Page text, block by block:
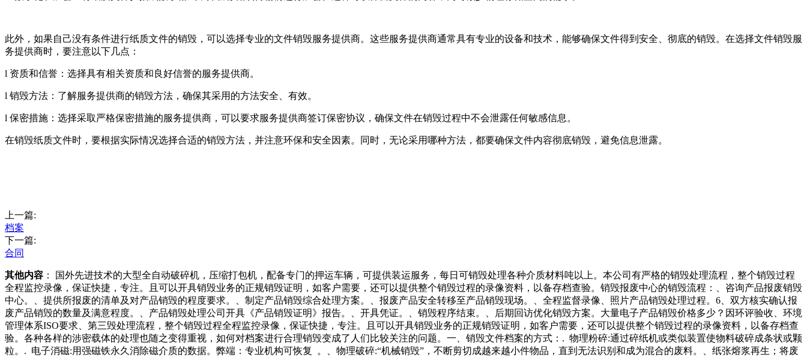
此外，如果自己没有条件进行纸质文件的销毁，可以选择专业的文件销毁服务提供商。这些服务提供商通常具有专业的设备和技术，能够确保文件得到安全、彻底的销毁。在选择文件销毁服
务提供商时，要注意以下几点：
l 资质和信誉：选择具有相关资质和良好信誉的服务提供商。
l 销毁方法：了解服务提供商的销毁方法，确保其采用的方法安全、有效。
l 保密措施：选择采取严格保密措施的服务提供商，可以要求服务提供商签订保密协议，确保文件在销毁过程中不会泄露任何敏感信息。
在销毁纸质文件时，要根据实际情况选择合适的销毁方法，并注意环保和安全因素。同时，无论采用哪种方法，都要确保文件内容彻底销毁，避免信息泄露。
上一篇:
档案
下一篇:
合同
其他内容 ： 国外先进技术的大型全自动破碎机，压缩打包机，配备专门的押运车辆，可提供装运服务，每日可销毁处理各种介质材料吨以上。本公司有严格的销毁处理流程，整个销毁过程
全程监控录像，保证快捷，专注。且可以开具销毁业务的正规销毁证明，如客户需要，还可以提供整个销毁过程的录像资料，以备存档查验。销毁报废中心的销毁流程：、咨询产品报废销毁
中心。、提供所报废的清单及对产品销毁的程度要求。、制定产品销毁综合处理方案。、报废产品安全转移至产品销毁现场。、全程监督录像、照片产品销毁处理过程。6、双方核实确认报
废产品销毁的数量及满意程度。、产品销毁处理公司开具《产品销毁证明》报告。、开具凭证。、销毁程序结束。、后期回访优化销毁方案。大量电子产品销毁价格多少？因环评验收、环境
管理体系ISO要求、第三毁处理流程，整个销毁过程全程监控录像，保证快捷，专注。且可以开具销毁业务的正规销毁证明，如客户需要，还可以提供整个销毁过程的录像资料，以备存档查
验。各种各样的涉密载体的处理也随之变得重视，如何对档案进行合理销毁变成了人们比较关注的问题。一、销毁文件档案的方式：. 物理粉碎:通过碎纸机或类似装置使物料破碎成条状或颗
粒。. 电子消磁:用强磁铁永久消除磁介质的数据。弊端：专业机构可恢复 。、物理破碎:“机械销毁”，不断剪切成越来越小件物品，直到无法识别和成为混合的废料。、纸张熔浆再生；将废